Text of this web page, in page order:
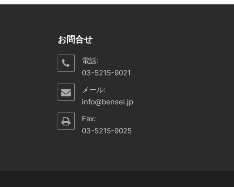
お問合せ
電話:
03-5215-9021
メール:
info@bensei.jp
Fax:
03-5215-9025